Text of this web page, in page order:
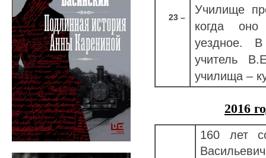
23 –
Училище
когда
уездное.
учитель
училища –
2016
160 лет